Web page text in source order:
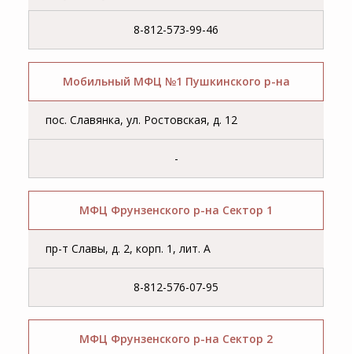
8-812-573-99-46
Мобильный МФЦ №1 Пушкинского р-на
пос. Славянка, ул. Ростовская, д. 12
-
МФЦ Фрунзенского р-на Сектор 1
пр-т Славы, д. 2, корп. 1, лит. А
8-812-576-07-95
МФЦ Фрунзенского р-на Сектор 2